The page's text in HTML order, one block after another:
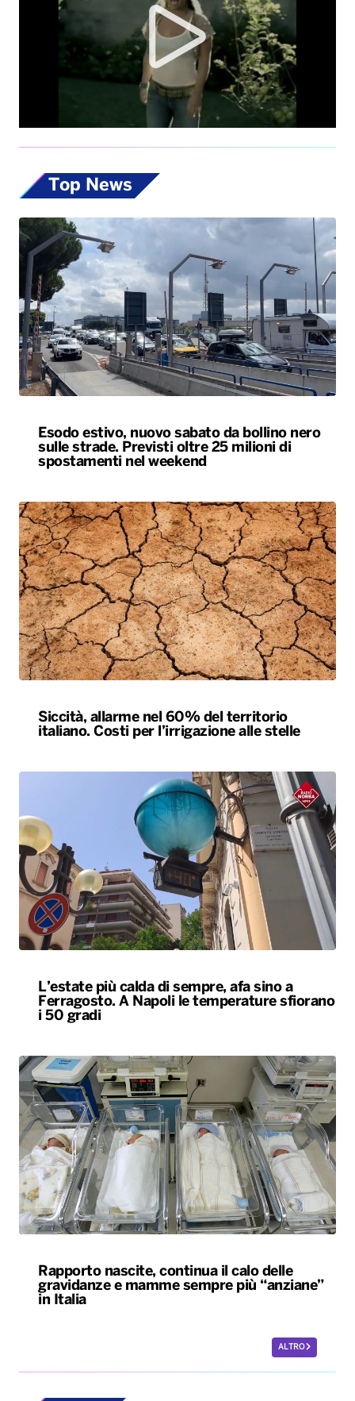
Top News
Esodo estivo, nuovo sabato da bollino nero
sulle strade. Previsti oltre 25 milioni di
spostamenti nel weekend
Siccità, allarme nel 60% del territorio
italiano. Costi per l’irrigazione alle stelle
L’estate più calda di sempre, afa sino a
Ferragosto. A Napoli le temperature sfiorano
i 50 gradi
Rapporto nascite, continua il calo delle
gravidanze e mamme sempre più “anziane”
in Italia
ALTRO